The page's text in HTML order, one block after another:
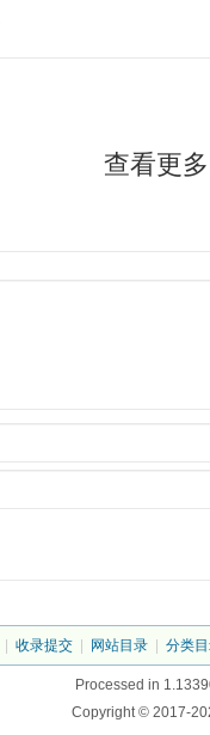
查看更
收录提交 网站目录 分类
Processed in
Copyright © 2017-